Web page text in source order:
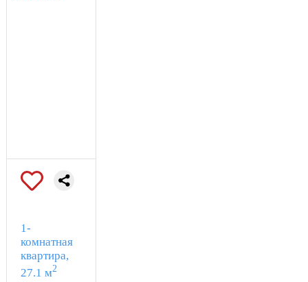
1-
комнатная
квартира,
27.1 м2